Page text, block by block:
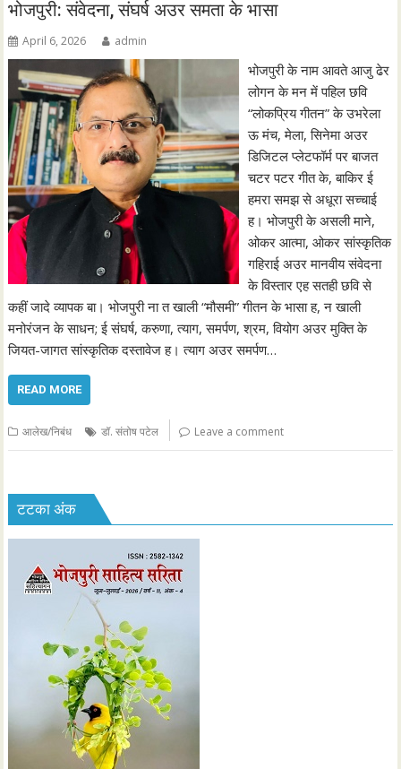
भोजपुरी: संवेदना, संघर्ष अउर समता के भासा
April 6, 2026 admin
भोजपुरी के नाम आवते आजु ढेर
लोगन के मन में पहिल छवि
“लोकप्रिय गीतन” के उभरेला
ऊ मंच, मेला, सिनेमा अउर
डिजिटल प्लेटफॉर्म पर बाजत
चटर पटर गीत के, बाकिर ई
हमरा समझ से अधूरा सच्चाई
ह। भोजपुरी के असली माने,
ओकर आत्मा, ओकर सांस्कृतिक
गहिराई अउर मानवीय संवेदना
के विस्तार एह सतही छवि से
कहीं जादे व्यापक बा। भोजपुरी ना त खाली “मौसमी” गीतन के भासा ह, न खाली
मनोरंजन के साधन; ई संघर्ष, करुणा, त्याग, समर्पण, श्रम, वियोग अउर मुक्ति के
जियत-जागत सांस्कृतिक दस्तावेज ह। त्याग अउर समर्पण…
READ MORE
आलेख/निबंध डॉ. संतोष पटेल Leave a comment
टटका अंक